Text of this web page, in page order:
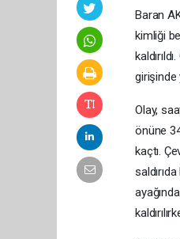
Baran
kimliği
girişinde
Olay,
önüne
kaçtı.